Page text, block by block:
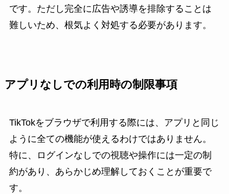
です。ただし完全に広告や誘導を排除することは
難しいため、根気よく対処する必要があります。
アプリなしでの利用時の制限事項
TikTokをブラウザで利用する際には、アプリと同じ
ように全ての機能が使えるわけではありません。
特に、ログインなしでの視聴や操作には一定の制
約があり、あらかじめ理解しておくことが重要で
す。